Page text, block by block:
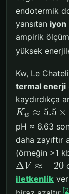
endotermik
yansıtan iyon
ampirik
yüksek
Kw, Le
termal enerji
kaydırdıkça
Kw ≈ 5.5 ×
pH ≈ 6.63
daha zayıftır
(örneğin >1
Δ V ≈ −20
iletkenlik